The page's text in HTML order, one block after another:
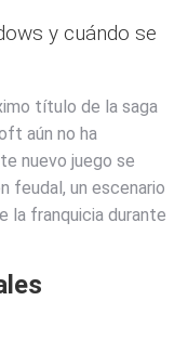
y cuándo se
título de la saga
aún no ha
nuevo juego se
feudal, un escenario
la franquicia durante